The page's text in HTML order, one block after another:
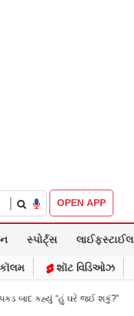
OPEN APP
સ્પોર્ટ્સ લાઈફસ્ટાઈલ
કૉલમ શૉટ વિડિઓઝ
બાબા બાગેશ્વર નથી...’: IIT